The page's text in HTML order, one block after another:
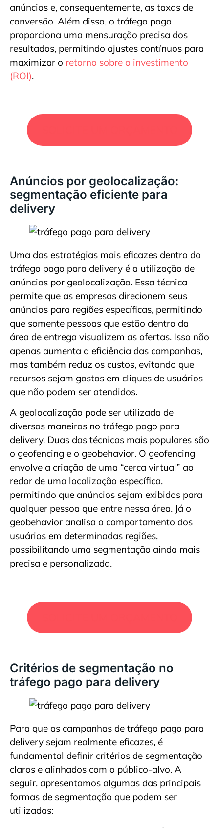
anúncios e, consequentemente, as taxas de
conversão. Além disso, o tráfego pago
proporciona uma mensuração precisa dos
resultados, permitindo ajustes contínuos para
maximizar o retorno sobre o investimento
(ROI).
Anúncios por geolocalização:
segmentação eficiente para
delivery
Uma das estratégias mais eficazes dentro do
tráfego pago para delivery é a utilização de
anúncios por geolocalização. Essa técnica
permite que as empresas direcionem seus
anúncios para regiões específicas, permitindo
que somente pessoas que estão dentro da
área de entrega visualizem as ofertas. Isso não
apenas aumenta a eficiência das campanhas,
mas também reduz os custos, evitando que
recursos sejam gastos em cliques de usuários
que não podem ser atendidos.
A geolocalização pode ser utilizada de
diversas maneiras no tráfego pago para
delivery. Duas das técnicas mais populares são
o geofencing e o geobehavior. O geofencing
envolve a criação de uma “cerca virtual” ao
redor de uma localização específica,
permitindo que anúncios sejam exibidos para
qualquer pessoa que entre nessa área. Já o
geobehavior analisa o comportamento dos
usuários em determinadas regiões,
possibilitando uma segmentação ainda mais
precisa e personalizada.
Critérios de segmentação no
tráfego pago para delivery
Para que as campanhas de tráfego pago para
delivery sejam realmente eficazes, é
fundamental definir critérios de segmentação
claros e alinhados com o público-alvo. A
seguir, apresentamos algumas das principais
formas de segmentação que podem ser
utilizadas: